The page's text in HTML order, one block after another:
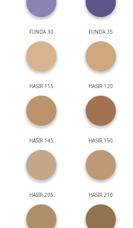
FUNDA 30 FUNDA 35
HASIR 115 HASIR 120
HASIR 145 HASIR 150
HASIR 205 HASIR 210